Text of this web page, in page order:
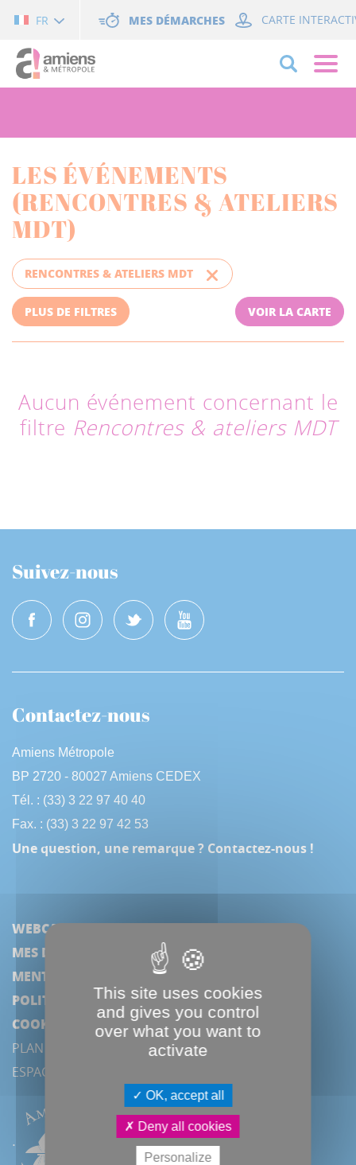
FR MES DÉMARCHES CARTE
LES ÉVÉNEMENTS
(RENCONTRES & ATELIERS
MDT)
RENCONTRES & ATELIERS MDT
PLUS DE FILTRES VOIR LA CARTE
Aucun événement concernant le
filtre Rencontres & ateliers MDT
Suivez-nous
Contactez-nous
Amiens Métropole
BP 2720 - 80027 Amiens CEDEX
Tél. : (33) 3 22 97 40 40
Fax. : (33) 3 22 97 42 53
Une question, une remarque ? Contactez-nous !
WEBCAM
MES DÉMARCHES
MENTIONS LÉGALES
POLITIQUE DE CONFIDENTIALITÉ
COOKIES
PLAN DU SITE
ESPACE PRESSE
This site uses cookies
and gives you control
over what you want to
activate
OK, accept all
Deny all cookies
Personalize